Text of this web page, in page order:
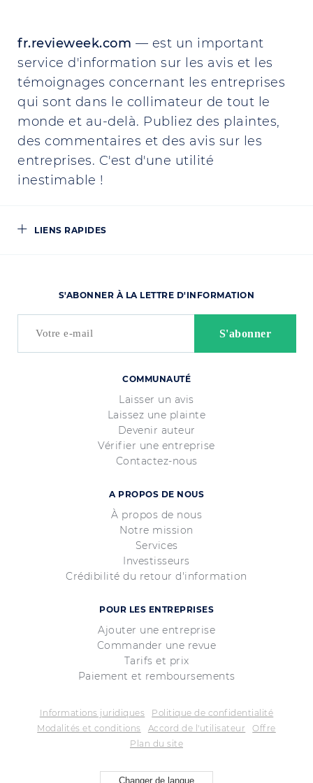
fr.revieweek.com — est un important
service d'information sur les avis et les
témoignages concernant les entreprises
qui sont dans le collimateur de tout le
monde et au-delà. Publiez des plaintes,
des commentaires et des avis sur les
entreprises. C'est d'une utilité
inestimable !
LIENS RAPIDES
COMMUNAUTÉ
Laisser un avis
Laissez une plainte
Devenir auteur
Vérifier une entreprise
Contactez-nous
A PROPOS DE NOUS
À propos de nous
Notre mission
Services
Investisseurs
Crédibilité du retour d'information
POUR LES ENTREPRISES
Ajouter une entreprise
Commander une revue
Tarifs et prix
Paiement et remboursements
S'ABONNER À LA LETTRE D'INFORMATION
Informations juridiques
Politique de confidentialité
Modalités et conditions
Accord de l'utilisateur
Offre
Plan du site
Changer de langue